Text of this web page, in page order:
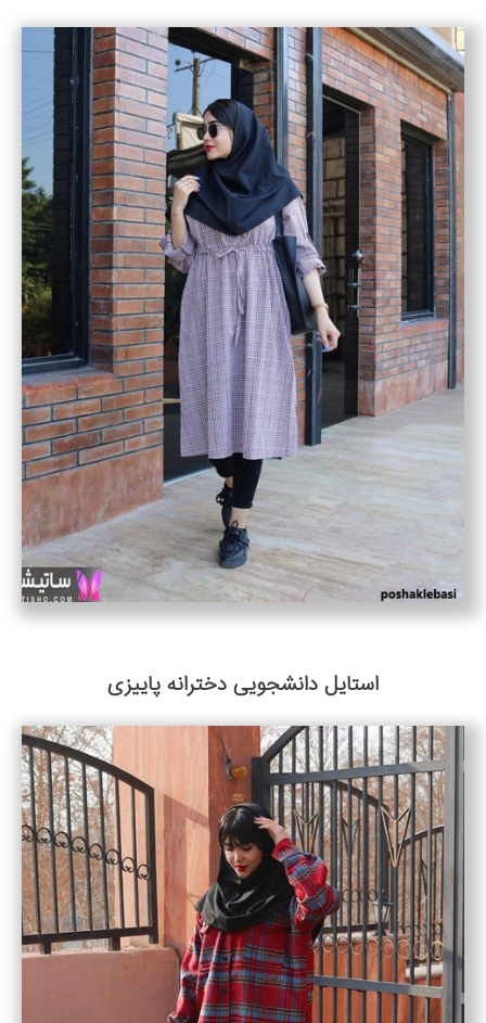
استایل دانشجویی دخترانه پاییزی